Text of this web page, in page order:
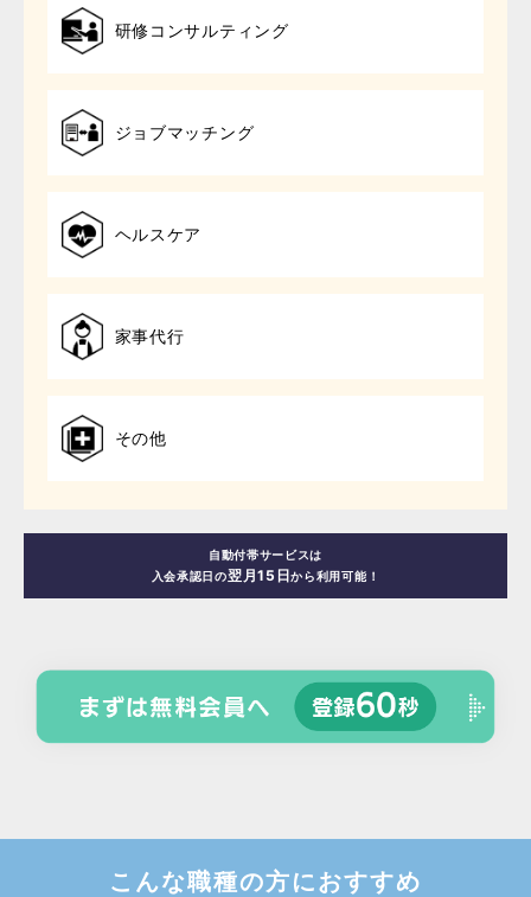
研修コンサルティング
ジョブマッチング
ヘルスケア
家事代行
その他
自動付帯サービスは
入会承認日の翌月15日から利用可能！
こんな職種の方におすすめ